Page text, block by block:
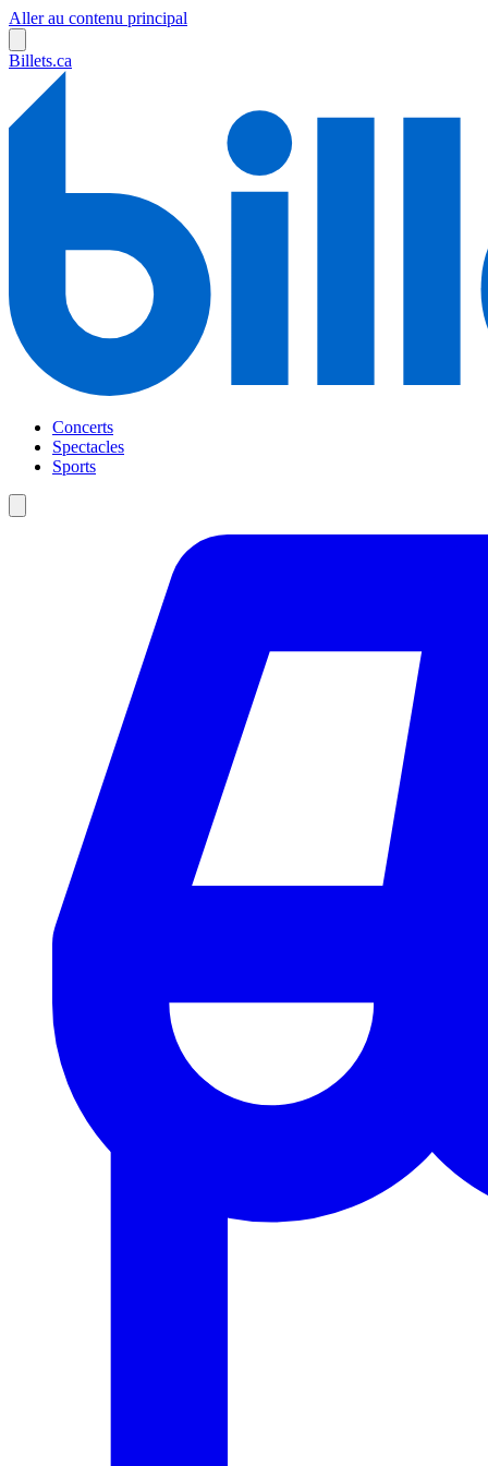
Aller au contenu principal
Billets.ca
Concerts
Spectacles
Sports